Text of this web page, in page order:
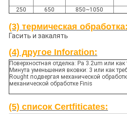
250 650 850~1050
(3) термическая обработка:
Гасить и закалять
(4) другое Inforation:
Поверхностная отделка: Ра 3.2um или как
Минута уменьшения вковки: 3 или как
Rought подвергая механической
механической обработке Finis
(5) список Certfiticates: